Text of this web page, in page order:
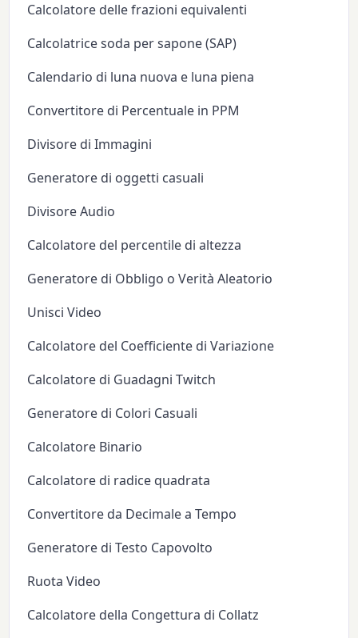
Calcolatore delle frazioni equivalenti
Calcolatrice soda per sapone (SAP)
Calendario di luna nuova e luna piena
Convertitore di Percentuale in PPM
Divisore di Immagini
Generatore di oggetti casuali
Divisore Audio
Calcolatore del percentile di altezza
Generatore di Obbligo o Verità Aleatorio
Unisci Video
Calcolatore del Coefficiente di Variazione
Calcolatore di Guadagni Twitch
Generatore di Colori Casuali
Calcolatore Binario
Calcolatore di radice quadrata
Convertitore da Decimale a Tempo
Generatore di Testo Capovolto
Ruota Video
Calcolatore della Congettura di Collatz